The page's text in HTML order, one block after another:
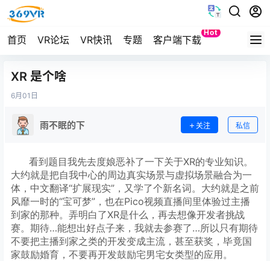
首页 VR论坛 VR快讯 专题 客户端下载
Hot
Quest
XR 是个啥
6月 01日
雨不眠的下 关注 私信
大约就是把自我中心的周边真实场景与虚拟场景融合为一
体，中文翻译“扩展现实”，又学了个新名词。大约就是之前
风靡一时的“宝可梦”，也在Pico视频直播间里体验过主播
到家的那种。弄明白了XR是什么，再去想像开发者挑战
赛。期待…能想出好点子来，我就去参赛了…所以只有期待
不要把主播到家之类的开发变成主流，甚至获奖，毕竟国
家鼓励婚育，不要再开发鼓励宅男宅女类型的应用。